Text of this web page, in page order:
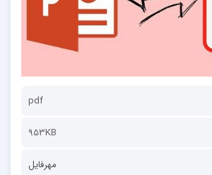
pdf
953KB
مهرفایل